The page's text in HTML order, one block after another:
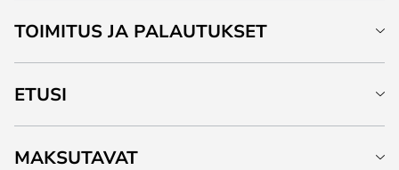
TOIMITUS JA PALAUTUKSET
ETUSI
MAKSUTAVAT